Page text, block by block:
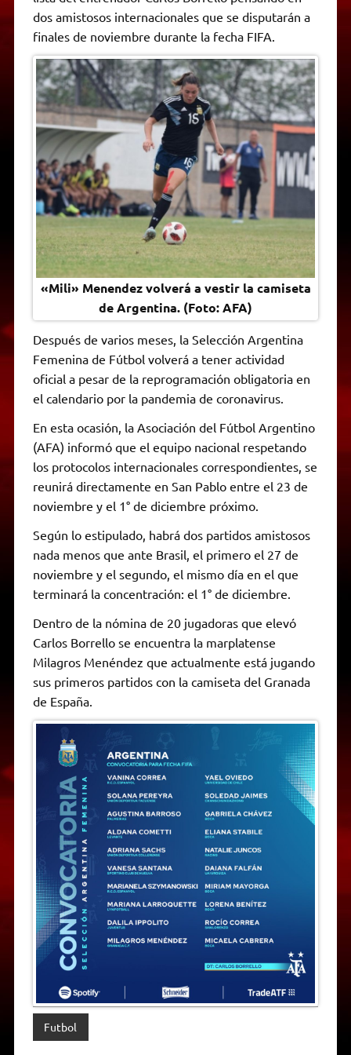
p
p
a
m
r
o
k
n
g
e
n
k
F
r
i
n
d
l
y
dos amistosos internacionales que se disputarán a
finales de noviembre durante la fecha FIFA.
«Mili» Menendez volverá a vestir la camiseta
de Argentina. (Foto: AFA)
Después de varios meses, la Selección Argentina
Femenina de Fútbol volverá a tener actividad
oficial a pesar de la reprogramación obligatoria en
el calendario por la pandemia de coronavirus.
En esta ocasión, la Asociación del Fútbol Argentino
(AFA) informó que el equipo nacional respetando
los protocolos internacionales correspondientes, se
reunirá directamente en San Pablo entre el 23 de
noviembre y el 1° de diciembre próximo.
Según lo estipulado, habrá dos partidos amistosos
nada menos que ante Brasil, el primero el 27 de
noviembre y el segundo, el mismo día en el que
terminará la concentración: el 1° de diciembre.
Dentro de la nómina de 20 jugadoras que elevó
Carlos Borrello se encuentra la marplatense
Milagros Menéndez que actualmente está jugando
sus primeros partidos con la camiseta del Granada
de España.
Futbol